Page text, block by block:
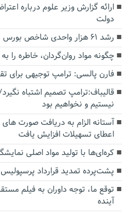
ارائه گزارش وزیر علوم درباره
دولت
رشد ۶۱ هزار واحدی شاخص بورس
چگونه مواد روان‌گردان، خاطره را
فارن پالسی: ترامپ توجیهی برای
قالیباف:ترامپ تصمیم اشتباه
نیستیم و نخواهیم بود
اعطای تسهیلات افزایش یافت
کره‌ای‌ها با تولید مواد اصلی
پشت‌پرده تمدید قرارداد
توقع ما، توجه داوران به فیلم
آینده